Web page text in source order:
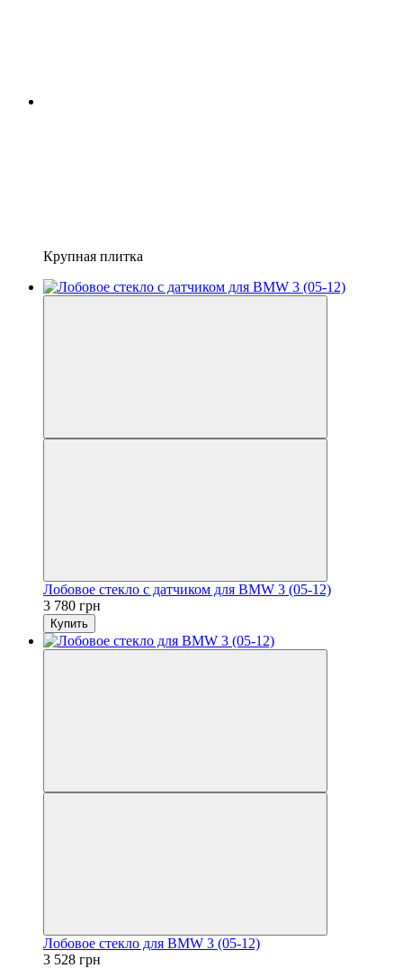
Крупная плитка
Лобовое стекло с датчиком для BMW 3 (05-12)
3 780 грн
Купить
Лобовое стекло для BMW 3 (05-12)
3 528 грн